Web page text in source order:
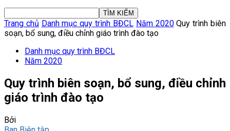
Trang chủ Danh mục quy trình BĐCL Năm 2020 Quy trình biên
soạn, bổ sung, điều chỉnh giáo trình đào tạo
Danh mục quy trình BĐCL
Năm 2020
Quy trình biên soạn, bổ sung, điều chỉnh
giáo trình đào tạo
Bởi